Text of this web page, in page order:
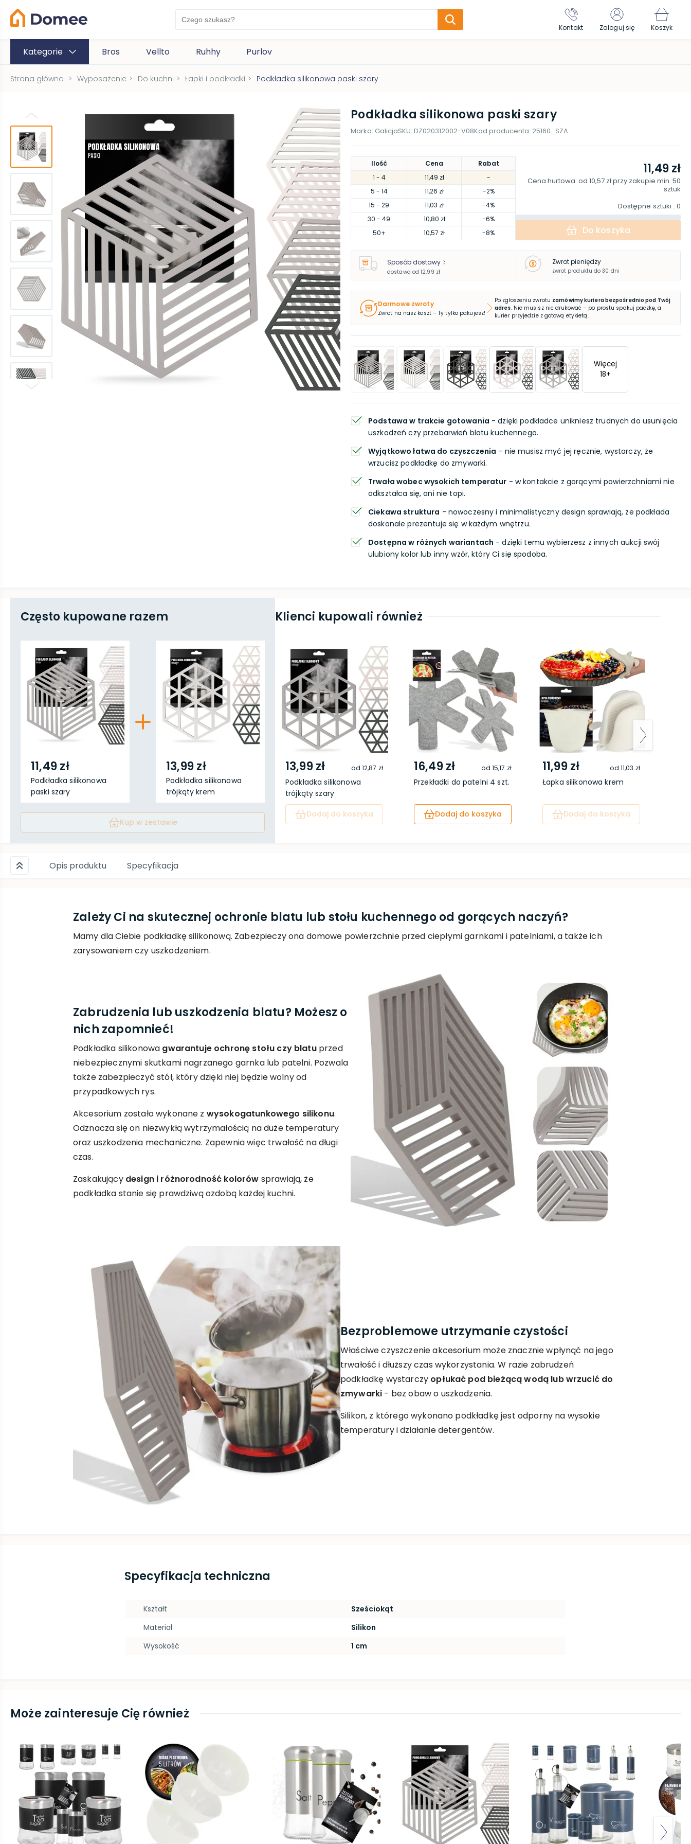
Kontakt Zaloguj się Koszyk
Kategorie Bros Vellto Ruhhy Purlov
Strona główna > Wyposażenie > Do kuchni > Łapki i podkładki > Podkładka silikonowa paski szary
Podkładka silikonowa paski szary
Marka: GalicjaSKU: DZ020312002-V08Kod producenta: 25160_SZA
Ilość Cena
Rabat
1 - 4 11,49 zł
-
5 - 14 11,26 zł
-2%
15 - 29 11,03 zł
-4%
30 - 49 10,80 zł
-6%
50+ 10,57 zł -8%
11,49 zł
Cena hurtowa: od 10,57 złprzy zakupie min. 50
sztuk
Dostępne sztuki : 0
Do koszyka
Sposób dostawy
dostawa od 12,99 zł
Zwrot pieniędzy
zwrot produktu do 30 dni
Darmowe zwroty
Zwrot na nasz koszt – Ty tylko pakujesz!
Po zgłoszeniu zwrotu zamówimy kuriera bezpośrednio pod Twój
adres. Nie musisz nic drukować – po prostu spakuj paczkę, a
kurier przyjedzie z gotową etykietą.
Więcej
18+
Podstawa w trakcie gotowania - dzięki podkładce unikniesz trudnych do usunięcia
uszkodzeń czy przebarwień blatu kuchennego.
Wyjątkowo łatwa do czyszczenia - nie musisz myć jej ręcznie, wystarczy, że
wrzucisz podkładkę do zmywarki.
Trwała wobec wysokich temperatur - w kontakcie z gorącymi powierzchniami nie
odkształca się, ani nie topi.
Ciekawa struktura - nowoczesny i minimalistyczny design sprawiają, że podkłada
doskonale prezentuje się w każdym wnętrzu.
Dostępna w różnych wariantach - dzięki temu wybierzesz z innych aukcji swój
ulubiony kolor lub inny wzór, który Ci się spodoba.
Często kupowane razem
11,49 zł
Podkładka silikonowa
paski szary
13,99 zł
Podkładka silikonowa
trójkąty krem
Kup w zestawie
Klienci kupowali również
13,99 zł od 12,87 zł
Podkładka silikonowa
trójkąty szary
Dodaj do koszyka
16,49 zł od 15,17 zł
Przekładki do patelni 4 szt.
Dodaj do koszyka
11,99 zł od 11,03 zł
Łapka silikonowa krem
Dodaj do koszyka
Opis produktu Specyfikacja
Zależy Ci na skutecznej ochronie blatu lub stołu kuchennego od gorących naczyń?
Mamy dla Ciebie podkładkę silikonową. Zabezpieczy ona domowe powierzchnie przed ciepłymi garnkami i patelniami, a także ich
zarysowaniem czy uszkodzeniem.
Zabrudzenia lub uszkodzenia blatu? Możesz o
nich zapomnieć!
Podkładka silikonowa gwarantuje ochronę stołu czy blatuprzed
niebezpiecznymi skutkami nagrzanego garnka lub patelni. Pozwala
także zabezpieczyć stół, który dzięki niej będzie wolny od
przypadkowych rys.
Akcesorium zostało wykonane z wysokogatunkowego silikonu.
Odznacza się on niezwykłą wytrzymałością na duże temperatury
oraz uszkodzenia mechaniczne. Zapewnia więc trwałość na długi
czas.
Zaskakujący design i różnorodność kolorów sprawiają, że
podkładka stanie się prawdziwą ozdobą każdej kuchni.
Bezproblemowe utrzymanie czystości
Właściwe czyszczenie akcesorium może znacznie wpłynąć na jego
trwałość i dłuższy czas wykorzystania. W razie zabrudzeń
podkładkę wystarczy opłukać pod bieżącą wodą lub wrzucić do
zmywarki - bez obaw o uszkodzenia.
Silikon, z którego wykonano podkładkę jest odporny na wysokie
temperatury i działanie detergentów.
Specyfikacja techniczna
Kształt
Sześciokąt
Materiał
Silikon
Wysokość
1 cm
Może zainteresuje Cię również